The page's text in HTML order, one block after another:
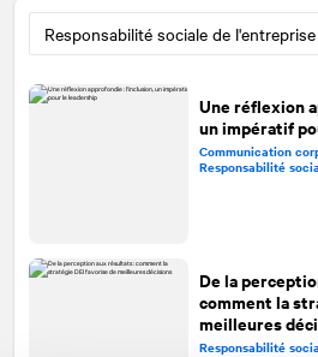
Une réflexion
un impératif
Communication
Responsabilité
De la
comment la
meilleures
Responsabilité